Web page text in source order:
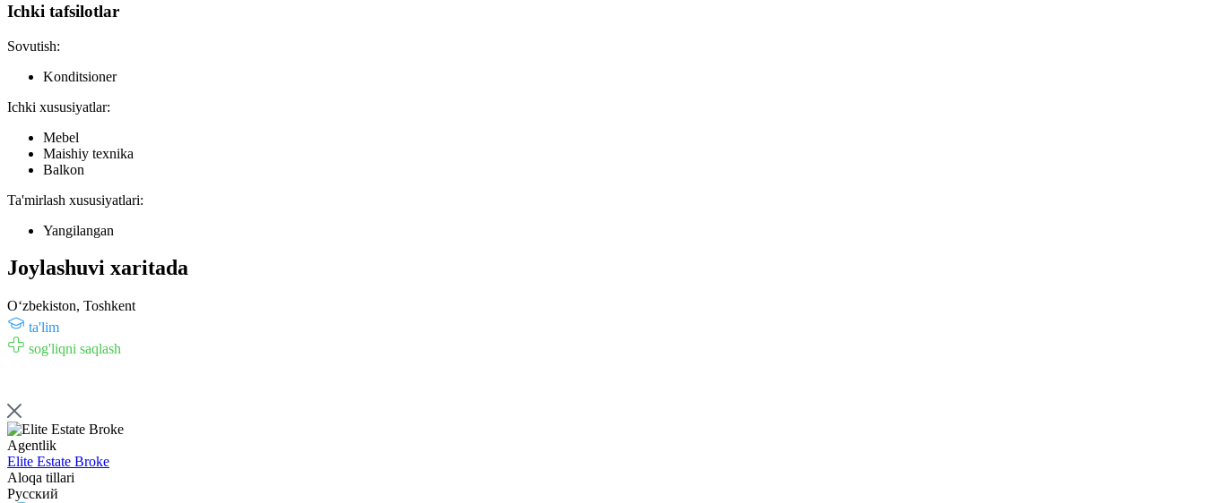
Ichki tafsilotlar
Sovutish:
Konditsioner
Ichki xususiyatlar:
Mebel
Maishiy texnika
Balkon
Ta'mirlash xususiyatlari:
Yangilangan
Joylashuvi xaritada
Oʻzbekiston, Toshkent
ta'lim
sog'liqni saqlash
Agentlik
Elite Estate Broke
Aloqa tillari
Русский